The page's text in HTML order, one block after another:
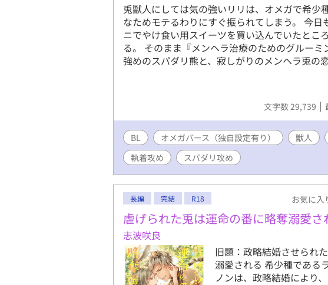
兎獣人にしては気の強いリリは、オメガで希少
なためモテるわりにすぐ振られてしまう。 今
ニでやけ食い用スイーツを買い込んでいたとこ
る。 そのまま『メンヘラ治療のためのグルー
強めのスパダリ熊と、寂しがりのメンヘラ兎の恋
文字数 29,739
BL オメガバース（独自設定有り） 獣人
執着攻め
スパダリ攻め
長編 完結 R18 お気に入
虐げられた兎は運命の番に略奪溺愛さ
志波咲良
旧題：政略結婚させられ
溺愛される 希少種である
ノンは、政略結婚により